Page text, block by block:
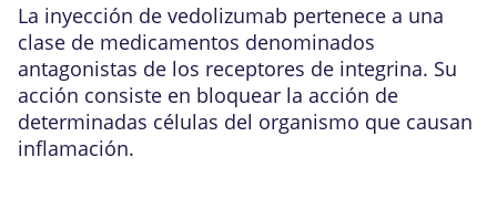
La inyección de vedolizumab pertenece a una
clase de medicamentos denominados
antagonistas de los receptores de integrina. Su
acción consiste en bloquear la acción de
determinadas células del organismo que causan
inflamación.